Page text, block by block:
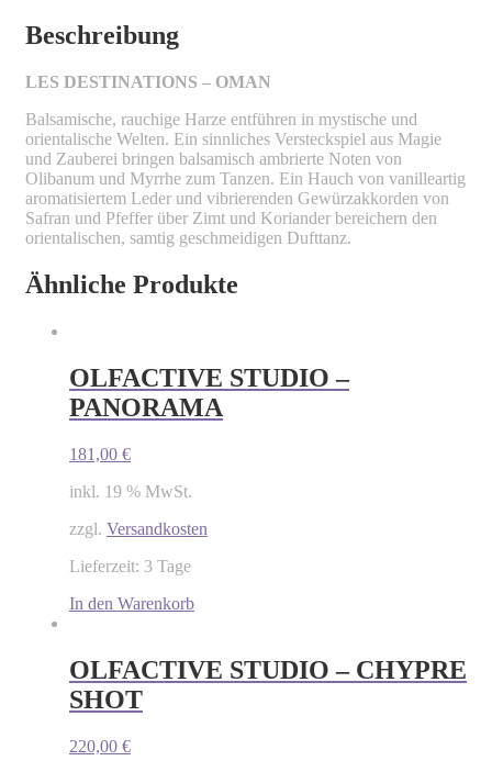
Beschreibung
LES DESTINATIONS – OMAN
Balsamische, rauchige Harze entführen in mystische und
orientalische Welten. Ein sinnliches Versteckspiel aus Magie
und Zauberei bringen balsamisch ambrierte Noten von
Olibanum und Myrrhe zum Tanzen. Ein Hauch von vanilleartig
aromatisiertem Leder und vibrierenden Gewürzakkorden von
Safran und Pfeffer über Zimt und Koriander bereichern den
orientalischen, samtig geschmeidigen Dufttanz.
Ähnliche Produkte
OLFACTIVE STUDIO –
PANORAMA
181,00 €
inkl. 19 % MwSt.
zzgl. Versandkosten
Lieferzeit: 3 Tage
In den Warenkorb
OLFACTIVE STUDIO – CHYPRE
SHOT
220,00 €